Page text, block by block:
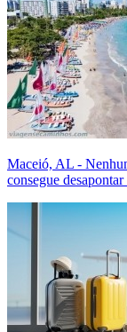
Maceió, AL -
consegue